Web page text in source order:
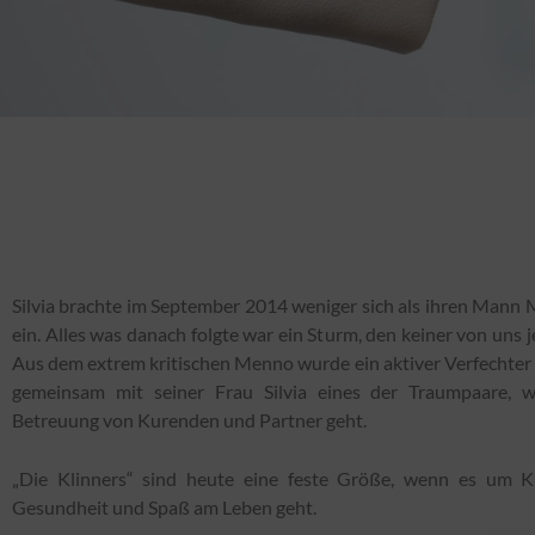
Silvia brachte im September 2014 weniger sich als ihren Mann
ein. Alles was danach folgte war ein Sturm, den keiner von uns
Aus dem extrem kritischen Menno wurde ein aktiver
gemeinsam mit seiner Frau Silvia eines der Traumpaare,
Betreuung von Kurenden und Partner geht.
„Die Klinners“ sind heute eine feste Größe, wenn es um
Gesundheit und Spaß am Leben geht.